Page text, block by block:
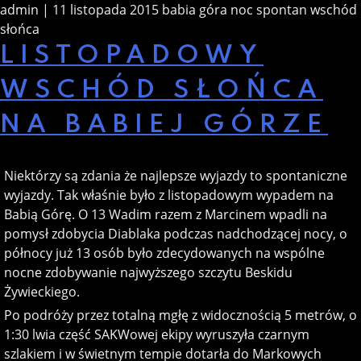
admin | 11 listopada 2015 babia góra noc spontan wschód
słońca
LISTOPADOWY
WSCHÓD SŁOŃCA
NA BABIEJ GÓRZE
Niektórzy są zdania że najlepsze wyjazdy to spontaniczne
wyjazdy. Tak właśnie było z listopadowym wypadem na
Babią Górę. O 13 Wadim razem z Marcinem wpadli na
pomysł zdobycia Diablaka podczas nadchodzącej nocy, o
północy już 13 osób było zdecydowanych na wspólne
nocne zdobywanie najwyższego szczytu Beskidu
Żywieckiego.
Po podróży przez totalną mgłę z widocznością 5 metrów, o
1:30 lwia część SAKWowej ekipy wyruszyła czarnym
szlakiem i w świetnym tempie dotarła do Markowych